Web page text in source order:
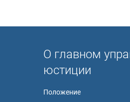
О главном
юстиции
Положение